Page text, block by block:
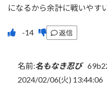
になるから余計に戦いやす
返信
名前:名もなき忍び
2024/02/06(火) 13:44:06